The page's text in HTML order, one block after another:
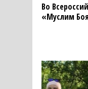
Во
«Муслим